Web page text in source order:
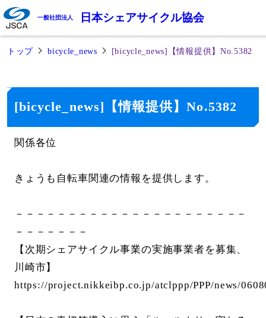
一般社団法人 日本シェアサイクル協会
トップ bicycle_news [bicycle_news]【情報提供】No.5382
[bicycle_news]【情報提供】No.5382
関係各位
きょうも自転車関連の情報を提供します。
－－－－－－－－－－－－－－－－－－－－－－
－－－－－－－
【次期シェアサイクル事業の実施事業者を募集、
川崎市】
https://project.nikkeibp.co.jp/atclppp/PPP/news/